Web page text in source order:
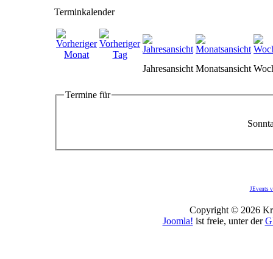
Terminkalender
Jahresansicht Monatsansicht
Termine für
JEvents
Copyright © 2026
Joomla! ist freie, unter der